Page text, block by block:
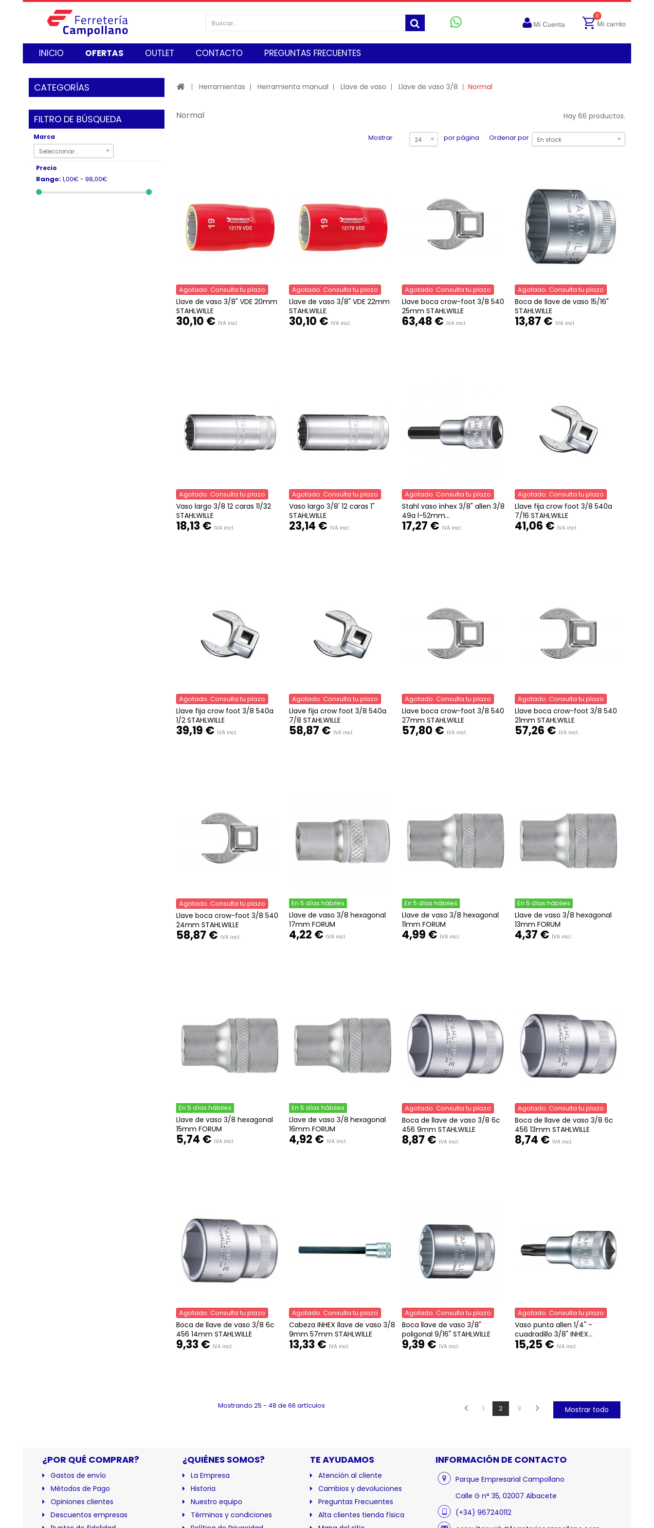
INICIO OFERTAS OUTLET CONTACTO PREGUNTAS FRECUENTES
Mi Cuenta
0
Mi carrito
CATEGORÍAS
FILTRO DE BÚSQUEDA
Marca
Seleccionar...
Precio
Rango:1,00€ - 98,00€
Herramientas Herramienta manual Llave de vaso Llave de vaso 3/8 Normal
Normal Hay 66 productos.
Ordenar por En stock
Mostrar 24 por página
Agotado. Consulta tu plazo
Llave de vaso 3/8" VDE 20mm
STAHLWILLE
30,10 € IVA incl.
Agotado. Consulta tu plazo
Llave de vaso 3/8" VDE 22mm
STAHLWILLE
30,10 € IVA incl.
Agotado. Consulta tu plazo
Llave boca crow-foot 3/8 540
25mm STAHLWILLE
63,48 € IVA incl.
Agotado. Consulta tu plazo
Boca de llave de vaso 15/16"
STAHLWILLE
13,87 € IVA incl.
Agotado. Consulta tu plazo
Vaso largo 3/8 12 caras 11/32
STAHLWILLE
18,13 € IVA incl.
Agotado. Consulta tu plazo
Vaso largo 3/8' 12 caras 1"
STAHLWILLE
23,14 € IVA incl.
Agotado. Consulta tu plazo
Stahl vaso inhex 3/8" allen 3/8
49a l-52mm...
17,27 € IVA incl.
Agotado. Consulta tu plazo
Llave fija crow foot 3/8 540a
7/16 STAHLWILLE
41,06 € IVA incl.
Agotado. Consulta tu plazo
Llave fija crow foot 3/8 540a
1/2 STAHLWILLE
39,19 € IVA incl.
Agotado. Consulta tu plazo
Llave fija crow foot 3/8 540a
7/8 STAHLWILLE
58,87 € IVA incl.
Agotado. Consulta tu plazo
Llave boca crow-foot 3/8 540
27mm STAHLWILLE
57,80 € IVA incl.
Agotado. Consulta tu plazo
Llave boca crow-foot 3/8 540
21mm STAHLWILLE
57,26 € IVA incl.
Agotado. Consulta tu plazo
Llave boca crow-foot 3/8 540
24mm STAHLWILLE
58,87 € IVA incl.
En 5 días hábiles
Llave de vaso 3/8 hexagonal
17mm FORUM
4,22 € IVA incl.
En 5 días hábiles
Llave de vaso 3/8 hexagonal
11mm FORUM
4,99 € IVA incl.
En 5 días hábiles
Llave de vaso 3/8 hexagonal
13mm FORUM
4,37 € IVA incl.
En 5 días hábiles
Llave de vaso 3/8 hexagonal
15mm FORUM
5,74 € IVA incl.
En 5 días hábiles
Llave de vaso 3/8 hexagonal
16mm FORUM
4,92 € IVA incl.
Agotado. Consulta tu plazo
Boca de llave de vaso 3/8 6c
456 9mm STAHLWILLE
8,87 € IVA incl.
Agotado. Consulta tu plazo
Boca de llave de vaso 3/8 6c
456 13mm STAHLWILLE
8,74 € IVA incl.
Agotado. Consulta tu plazo
Boca de llave de vaso 3/8 6c
456 14mm STAHLWILLE
9,33 € IVA incl.
Agotado. Consulta tu plazo
Cabeza INHEX llave de vaso 3/8
9mm 57mm STAHLWILLE
13,33 € IVA incl.
Agotado. Consulta tu plazo
Boca llave de vaso 3/8"
poligonal 9/16" STAHLWILLE
9,39 € IVA incl.
Agotado. Consulta tu plazo
Vaso punta allen 1/4" -
cuadradillo 3/8" INHEX...
15,25 € IVA incl.
Mostrar todo
1 2 3
Mostrando 25 - 48 de 66 artículos
¿POR QUÉ COMPRAR?
Gastos de envío
Métodos de Pago
Opiniones clientes
Descuentos empresas
¿QUIÉNES SOMOS?
La Empresa
Historia
Nuestro equipo
Términos y condiciones
TE AYUDAMOS
Atención al cliente
Cambios y devoluciones
Preguntas Frecuentes
Alta clientes tienda física
INFORMACIÓN DE CONTACTO
Parque Empresarial Campollano
Calle G n° 35, 02007 Albacete
(+34) 967240112